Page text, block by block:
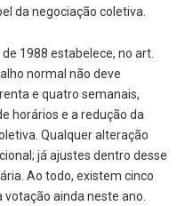
da negociação coletiva.
1988 estabelece, no art.
normal não deve
e quatro semanais,
horários e a redução da
Qualquer alteração
já ajustes dentro desse
Ao todo, existem cinco
ainda neste ano.